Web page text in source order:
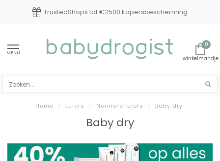
TrustedShops tot €2500 kopersbescherming
MENU
0
Home / Luiers / Normale luiers / Baby dry
Baby dry